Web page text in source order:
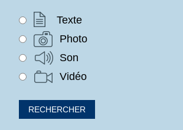
Texte
Photo
Son
Vidéo